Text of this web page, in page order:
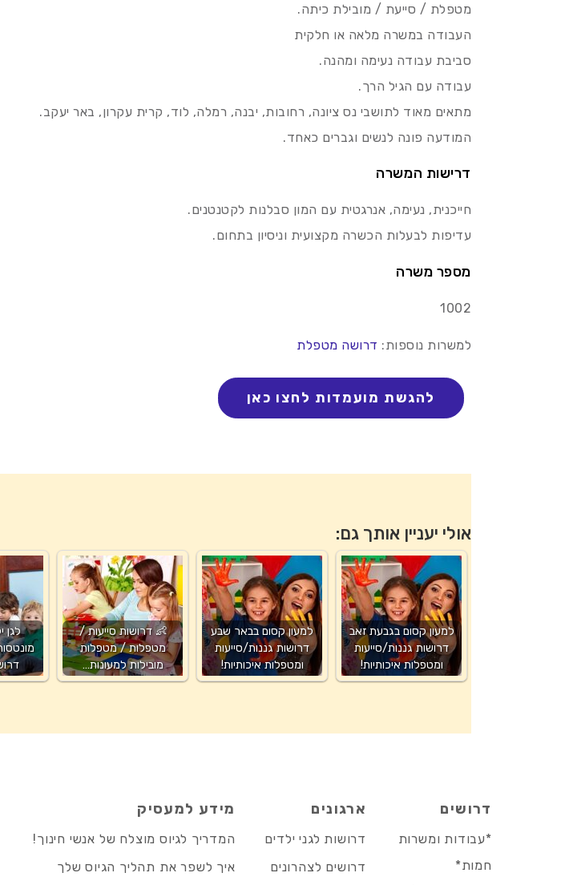
מטפלת / סייעת / מובילת כיתה.
העבודה במשרה מלאה או חלקית
סביבת עבודה נעימה ומהנה.
עבודה עם הגיל הרך.
מתאים מאוד לתושבי נס ציונה, רחובות, יבנה, רמלה, לוד, קרית עקרון, באר יעקב.
המודעה פונה לנשים וגברים כאחד.
דרישות המשרה
חייכנית, נעימה, אנרגטית עם המון סבלנות לקטנטנים.
עדיפות לבעלות הכשרה מקצועית וניסיון בתחום.
מספר משרה
1002
למשרות נוספות: דרושה מטפלת
אולי יעניין אותך גם:
לגן
👶 דרושות סייעות /
מטפלות / מטפלות
מובילות למעונות…
למעון קסום בבאר שבע
דרושות גננות/סייעות
ומטפלות איכותיות!
למעון קסום בגבעת זאב
דרושות גננות/סייעות
ומטפלות איכותיות!
דרושים
*עבודות ומשרות
חמות*
ארגונים
דרושות לגני ילדים
דרושים לצהרונים
מידע למעסיק
המדריך לגיוס מוצלח של אנשי חינוך!
איך לשפר את תהליך הגיוס שלך